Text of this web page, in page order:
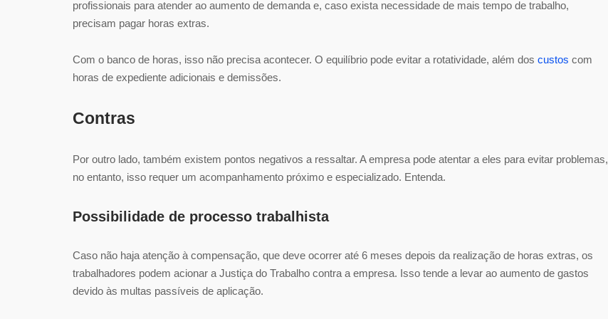
profissionais para atender ao aumento de demanda e, caso exista necessidade de mais tempo de trabalho,
precisam pagar horas extras.
Com o banco de horas, isso não precisa acontecer. O equilíbrio pode evitar a rotatividade, além dos custos com
horas de expediente adicionais e demissões.
Contras
Por outro lado, também existem pontos negativos a ressaltar. A empresa pode atentar a eles para evitar problemas,
no entanto, isso requer um acompanhamento próximo e especializado. Entenda.
Possibilidade de processo trabalhista
Caso não haja atenção à compensação, que deve ocorrer até 6 meses depois da realização de horas extras, os
trabalhadores podem acionar a Justiça do Trabalho contra a empresa. Isso tende a levar ao aumento de gastos
devido às multas passíveis de aplicação.